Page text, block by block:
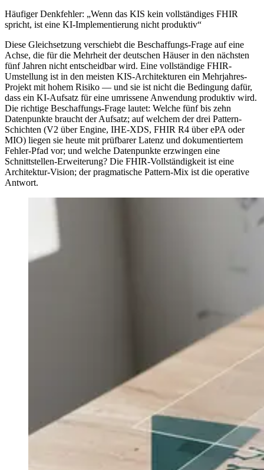
Häufiger Denkfehler: „Wenn das KIS kein vollständiges FHIR
spricht, ist eine KI-Implementierung nicht produktiv“
Diese Gleichsetzung verschiebt die Beschaffungs-Frage auf eine
Achse, die für die Mehrheit der deutschen Häuser in den nächsten
fünf Jahren nicht entscheidbar wird. Eine vollständige FHIR-
Umstellung ist in den meisten KIS-Architekturen ein Mehrjahres-
Projekt mit hohem Risiko — und sie ist nicht die Bedingung dafür,
dass ein KI-Aufsatz für eine umrissene Anwendung produktiv wird.
Die richtige Beschaffungs-Frage lautet: Welche fünf bis zehn
Datenpunkte braucht der Aufsatz; auf welchem der drei Pattern-
Schichten (V2 über Engine, IHE-XDS, FHIR R4 über ePA oder
MIO) liegen sie heute mit prüfbarer Latenz und dokumentiertem
Fehler-Pfad vor; und welche Datenpunkte erzwingen eine
Schnittstellen-Erweiterung? Die FHIR-Vollständigkeit ist eine
Architektur-Vision; der pragmatische Pattern-Mix ist die operative
Antwort.